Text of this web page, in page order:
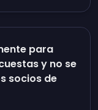
para
y no se
socios de